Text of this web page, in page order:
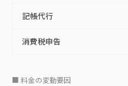
記帳代行
消費税申告
■ 料金の変動要因